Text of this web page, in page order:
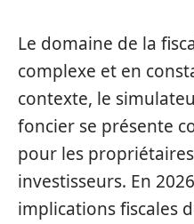
Le domaine de la
complexe et en
contexte, le
foncier se présente
pour les
investisseurs. En
implications fiscales